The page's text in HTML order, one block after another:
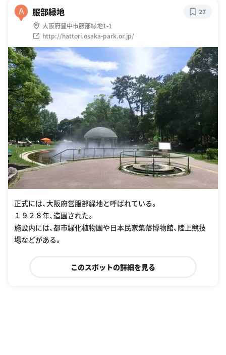
A 服部緑地
大阪府豊中市服部緑地1-1
http://hattori.osaka-park.or.jp/
27
正式には、大阪府営服部緑地と呼ばれている。
１９２８年、造園された。
施設内には、都市緑化植物園や日本民家集落博物館、陸上競技
場などがある。
このスポットの詳細を見る